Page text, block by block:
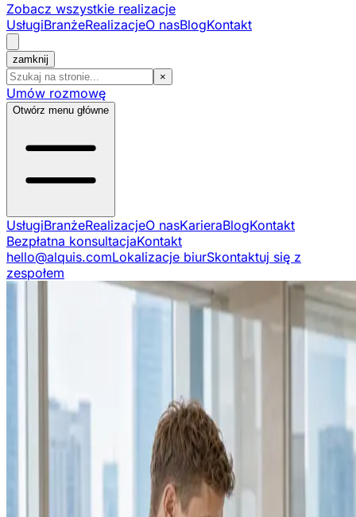
Zobacz wszystkie realizacje
UsługiBranżeRealizacjeO nasBlogKontakt
zamknij
×
Umów rozmowę
Otwórz menu główne
UsługiBranżeRealizacjeO nasKarieraBlogKontakt
Bezpłatna konsultacjaKontakt
hello@alquis.comLokalizacje biurSkontaktuj się z
zespołem